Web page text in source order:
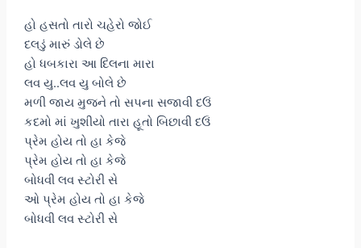
હો હસતો તારો ચહેરો જોઈ
દલડું મારું ડોલે છે
હો ધબકારા આ દિલના મારા
લવ યુ..લવ યુ બોલે છે
મળી જાય મુજને તો સપના સજાવી દઉં
કદમો માં ખુશીયો તારા હૂતો બિછાવી દઉં
પ્રેમ હોય તો હા કેજે
પ્રેમ હોય તો હા કેજે
બોધવી લવ સ્ટોરી સે
ઓ પ્રેમ હોય તો હા કેજે
બોધવી લવ સ્ટોરી સે